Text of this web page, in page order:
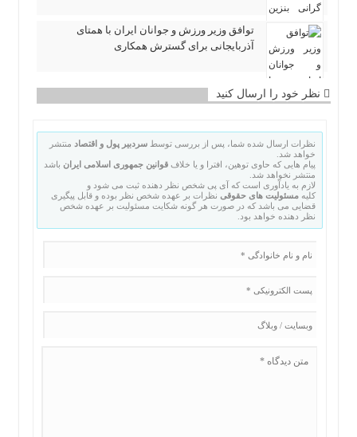
توافق وزیر ورزش و جوانان ایران با همتای
آذربایجانی برای گسترش همکاری
نظر خود را ارسال کنید
نظرات ارسال شده شما، پس از بررسی توسط سردبیر پول و اقتصاد منتشر
خواهد شد.
پیام هایی که حاوی توهین، افترا و یا خلاف قوانین جمهوری اسلامی ایران باشد
منتشر نخواهد شد.
لازم به یادآوری است که آی پی شخص نظر دهنده ثبت می شود و
کلیه مسئولیت های حقوقینظرات بر عهده شخص نظر بوده و قابل پیگیری
قضایی می باشد که در صورت هر گونه شکایت مسئولیت بر عهده شخص
نظر دهنده خواهد بود.